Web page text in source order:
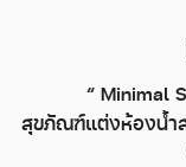
“ Minimal
สุขภัณฑ์แต่งห้องน้ำ